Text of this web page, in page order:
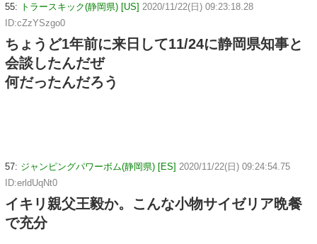
55: トラースキック(静岡県) [US] 2020/11/22(日) 09:23:18.28
ID:cZzYSzgo0
ちょうど1年前に来日して11/24に静岡県知事と
会談したんだぜ
何だったんだろう
57: ジャンピングパワーボム(静岡県) [ES] 2020/11/22(日) 09:24:54.75
ID:erldUqNt0
イキリ親父王毅か。こんな小物サイゼリア晩餐
で充分